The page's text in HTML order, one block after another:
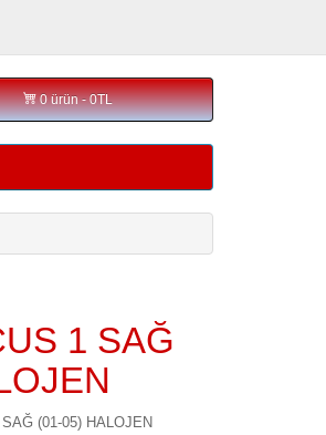
0 ürün - 0TL
1 SAĞ
(01-05) HALOJEN